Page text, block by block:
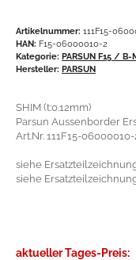
Artikelnummer: 111F15-
HAN: F15-06000010-2
Kategorie: PARSUN F15 /
Hersteller: PARSUN
SHIM (t:0.12mm)
Parsun Aussenborder
Art.Nr. 111F15-06000010-
siehe
siehe
aktueller Tages-Preis: